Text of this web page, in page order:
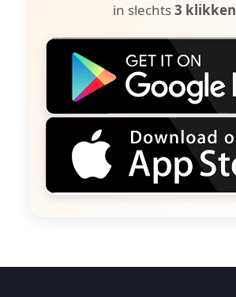
in slechts3 klikken